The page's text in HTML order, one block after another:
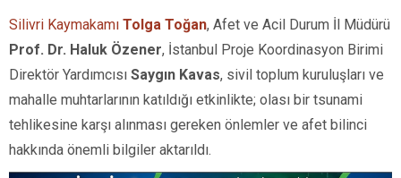
Silivri Kaymakamı Tolga Toğan, Afet ve Acil Durum İl Müdürü
Prof. Dr. Haluk Özener, İstanbul Proje Koordinasyon Birimi
Direktör Yardımcısı Saygın Kavas, sivil toplum kuruluşları ve
mahalle muhtarlarının katıldığı etkinlikte; olası bir tsunami
tehlikesine karşı alınması gereken önlemler ve afet bilinci
hakkında önemli bilgiler aktarıldı.